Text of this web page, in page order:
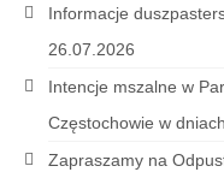
Sakrament
Sakrament
Sakrament
Informacje
26.07.2026
Intencje mszalne w
Częstochowie w
Zapraszamy na